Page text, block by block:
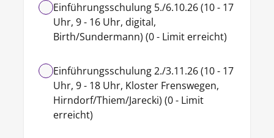
Einführungsschulung 5./6.10.26 (10 - 17
Uhr, 9 - 16 Uhr, digital,
Birth/Sundermann) (0 - Limit erreicht)
Einführungsschulung 2./3.11.26 (10 - 17
Uhr, 9 - 18 Uhr, Kloster Frenswegen,
Hirndorf/Thiem/Jarecki) (0 - Limit
erreicht)